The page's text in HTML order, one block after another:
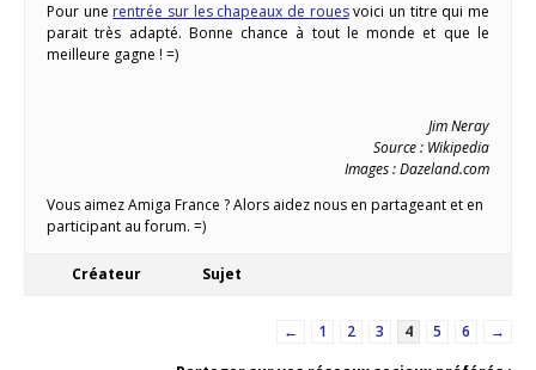
Pour une rentrée sur les chapeaux de rouesvoici un titre qui me
parait très adapté. Bonne chance à tout le monde et que le
meilleure gagne ! =)
Jim Neray
Source : Wikipedia
Images : Dazeland.com
Vous aimez Amiga France ? Alors aidez nous en partageant et en
participant au forum. =)
Créateur Sujet
← 1 2 3 4 5 6
→